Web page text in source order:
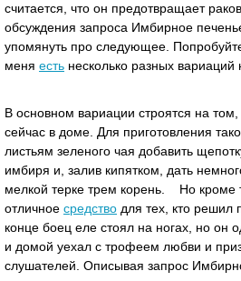
считается, что он предотвращает
обсуждения запроса Имбирное
упомянуть про следующее.
меня есть несколько разных вариаций
В основном вариации строятся на том,
сейчас в доме. Для приготовления
листьям зеленого чая добавить
имбиря и, залив кипятком, дать
мелкой терке трем корень. Но кроме
отличное средство для тех, кто решил
конце боец еле стоял на ногах, но он
и домой уехал с трофеем любви и
слушателей. Описывая запрос